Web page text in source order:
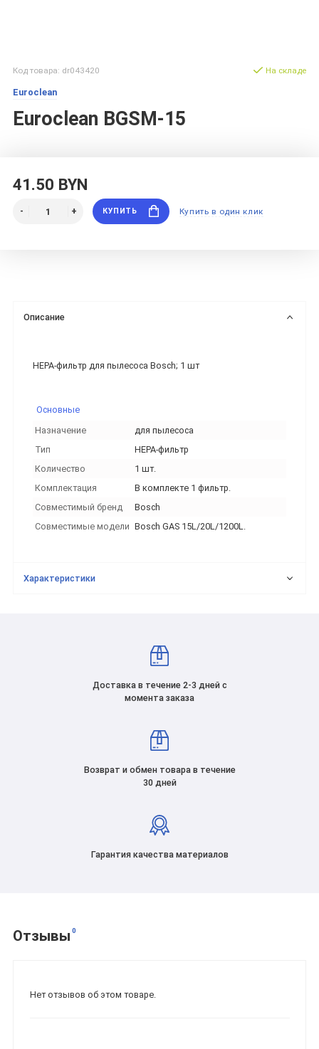
Код товара: dr043420
Euroclean
Euroclean BGSM-15
На складе
41.50 BYN
КУПИТЬ Купить в один клик
Описание
HEPA-фильтр для пылесоса Bosch; 1 шт
Основные
Назначение
для пылесоса
Тип
HEPA-фильтр
Количество
1 шт.
Комплектация
В комплекте 1 фильтр.
Совместимый бренд
Bosch
Совместимые модели Bosch GAS 15L/20L/1200L.
Характеристики
Доставка в течение 2-3 дней с
момента заказа
Возврат и обмен товара в течение
30 дней
Гарантия качества материалов
Отзывы 0
Нет отзывов об этом товаре.